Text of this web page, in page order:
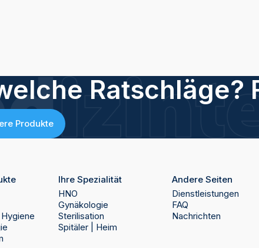
Ratschläge?
Produkte
Ihre Spezialität
HNO
Gynäkologie
Sterilisation
Spitäler | Heim
Andere Seiten
Dienstleistungen
FAQ
Nachrichten